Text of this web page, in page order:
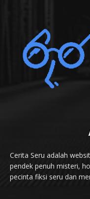
Cerita Seru adalah
pendek penuh misteri,
pecinta fiksi seru dan